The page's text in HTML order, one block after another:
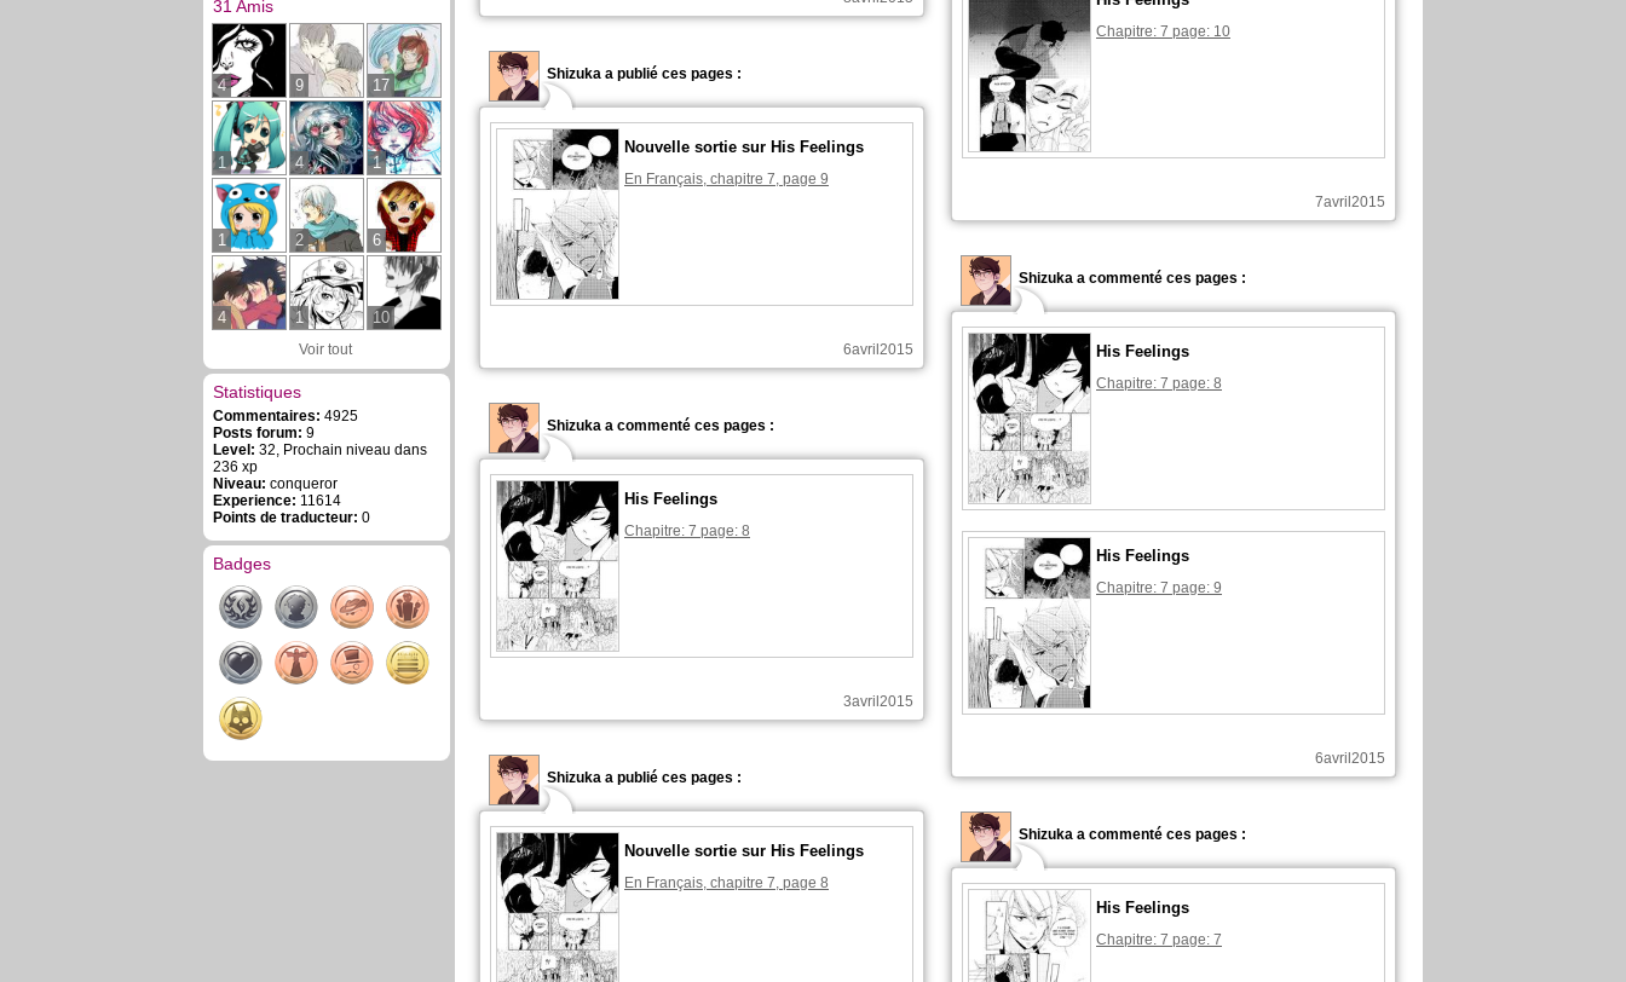
31 Amis
4 9 17
1 4 1
1 2 6
4 1 10
Voir tout
Statistiques
Commentaires: 4925
Posts forum: 9
Level: 32, Prochain niveau dans
236 xp
Niveau: conqueror
Experience: 11614
Points de traducteur: 0
Badges
Chapitre: 7 page: 10
7avril2015
Shizuka a publié ces pages :
Nouvelle sortie sur His Feelings
En Français, chapitre 7, page 9
6avril2015
Shizuka a commenté ces pages :
His Feelings
Chapitre: 7 page: 8
His Feelings
Chapitre: 7 page: 9
6avril2015
Shizuka a commenté ces pages :
His Feelings
Chapitre: 7 page: 8
3avril2015
Shizuka a publié ces pages :
Nouvelle sortie sur His Feelings
En Français, chapitre 7, page 8
Shizuka a commenté ces pages :
His Feelings
Chapitre: 7 page: 7